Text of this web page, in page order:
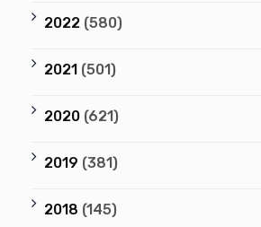
2022 (580)
2021 (501)
2020 (621)
2019 (381)
2018 (145)